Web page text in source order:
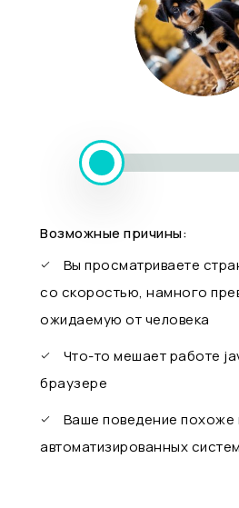
Возможные причины:
Вы просматриваете
со скоростью, намного
ожидаемую от человека
Что-то мешает работе
браузере
Ваше поведение похоже
автоматизированных систем